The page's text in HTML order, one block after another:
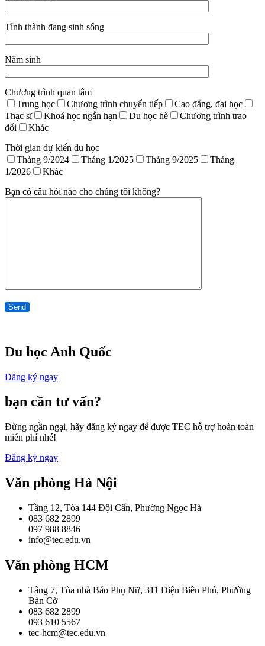
Tỉnh thành đang sinh sống
Năm sinh
Chương trình quan tâm
Trung học
Chương trình chuyển tiếp
Cao đẳng, đại học
Thạc sĩ
Khoá học ngắn hạn Du học hè
Chương trình trao
đổi
Khác
Thời gian dự kiến du học
Tháng 9/2024
Tháng 1/2025 Tháng 9/2025
Tháng
1/2026
Khác
Bạn có câu hỏi nào cho chúng tôi không?
Du học Anh Quốc
Đăng ký ngay
bạn cần tư vấn?
Đừng ngần ngại, hãy đăng ký ngay để được TEC hỗ trợ hoàn toàn
miễn phí nhé!
Đăng ký ngay
Văn phòng Hà Nội
Tầng 12, Tòa 144 Đội Cấn, Phường Ngọc Hà
083 682 2899
097 988 8846
info@tec.edu.vn
Văn phòng HCM
Tầng 7, Tòa nhà Báo Phụ Nữ, 311 Điện Biên Phủ, Phường
Bàn Cờ
083 682 2899
093 610 5567
tec-hcm@tec.edu.vn